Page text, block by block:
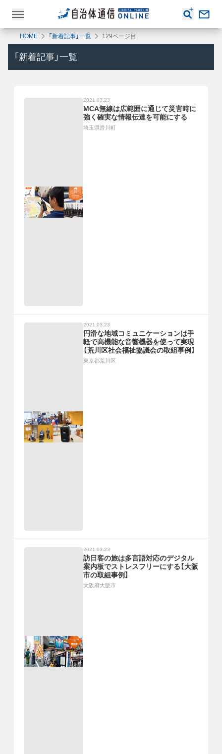
HOME 「新着記事」一覧 129ページ目
「新着記事」一覧
2021.03.23
MCA無線は広範囲に通じて災害時に
強く確実な情報伝達を可能にする
埼玉県滑川町
2021.03.23
円滑な地域コミュニケーションは手
軽で高機能な音響機器を使って実現
【荒川区社会福祉協議会の取組事例】
東京都荒川区
2021.03.23
訪日客の旅は多言語対応のデジタル
案内板でストレスフリーにする【大阪
市の取組事例】
大阪府大阪市